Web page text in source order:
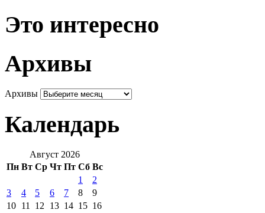
Это интересно
Архивы
Архивы
Календарь
Август 2026
Пн Вт Ср Чт Пт Сб Вс
1
2
3
4 5 6 7 8
9
10 11 12 13 14 15 16